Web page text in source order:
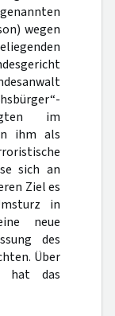
wegen
im
ihm als
sich an
Ziel es
in
neue
des
Über
hat das